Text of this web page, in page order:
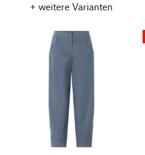
+ weitere Varianten